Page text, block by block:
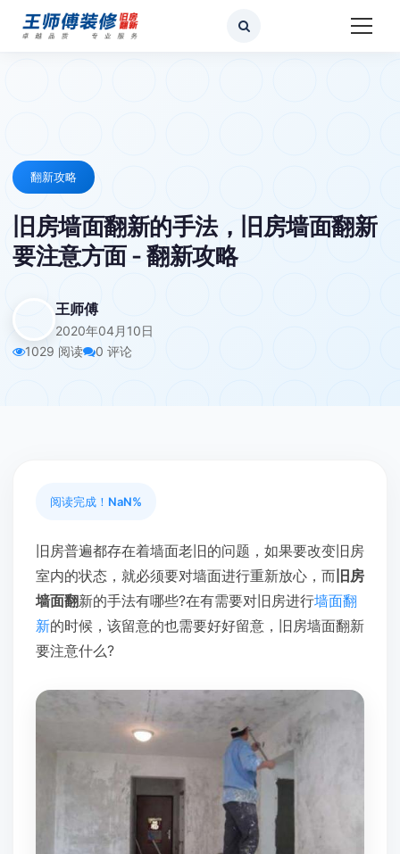
翻新攻略
旧房墙面翻新的手法，旧房墙面翻新
要注意方面 - 翻新攻略
王师傅
2020年04月10日
1029 阅读
0 评论
阅读完成！ NaN%
旧房普遍都存在着墙面老旧的问题，如果要改变旧房
室内的状态，就必须要对墙面进行重新放心，而 旧房
墙面翻新的手法有哪些?在有需要对旧房进行墙面翻
新的时候，该留意的也需要好好留意，旧房墙面翻新
要注意什么?